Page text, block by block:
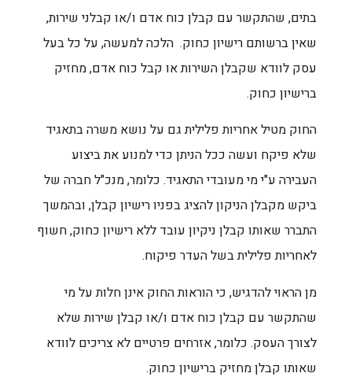
בתים, שהתקשר עם קבלן כוח אדם ו/או קבלני שירות,
שאין ברשותם רישיון כחוק. הלכה למעשה, על כל בעל
עסק לוודא שקבלן השירות או קבל כוח אדם, מחזיק
ברישיון כחוק.
החוק מטיל אחריות פלילית גם על נושא משרה בתאגיד
שלא פיקח ועשה ככל הניתן כדי למנוע את ביצוע
העבירה ע"י מי מעובדי התאגיד. כלומר, מנכ"ל חברה של
ביקש מקבלן הניקון להציג בפניו רישיון קבלן, ובהמשך
התברר שאותו קבלן ניקיון עובד ללא רישיון כחוק, חשוף
לאחריות פלילית בשל העדר פיקוח.
מן הראוי להדגיש, כי הוראות החוק אינן חלות על מי
שהתקשר עם קבלן כוח אדם ו/או קבלן שירות שלא
לצורך העסק. כלומר, אזרחים פרטיים לא צריכים לוודא
שאותו קבלן מחזיק ברישיון כחוק.